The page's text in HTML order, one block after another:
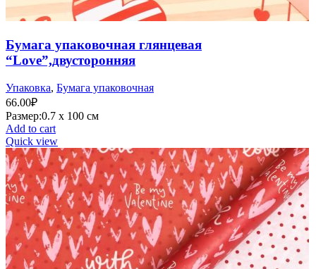
Бумага упаковочная глянцевая
“Love”,двусторонняя
Упаковка, Бумага упаковочная
66.00₽
Размер:0.7 х 100 см
Add to cart
Quick view